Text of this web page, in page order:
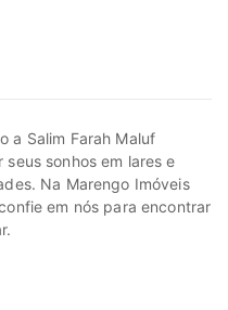
a Salim Farah Maluf
sonhos em lares e
Na Marengo Imóveis
em nós para encontrar